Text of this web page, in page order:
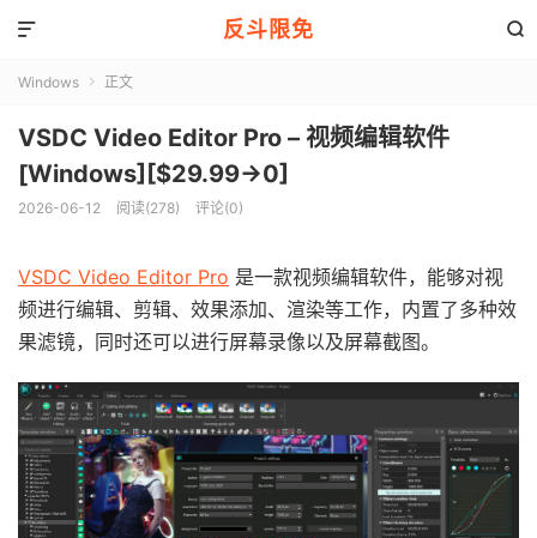
反斗限免 

Windows  正文
VSDC Video Editor Pro – 视频编辑软件
[Windows][$29.99→0]
2026-06-12 阅读(278) 评论(0)
VSDC Video Editor Pro 是一款视频编辑软件，能够对视
频进行编辑、剪辑、效果添加、渲染等工作，内置了多种效
果滤镜，同时还可以进行屏幕录像以及屏幕截图。